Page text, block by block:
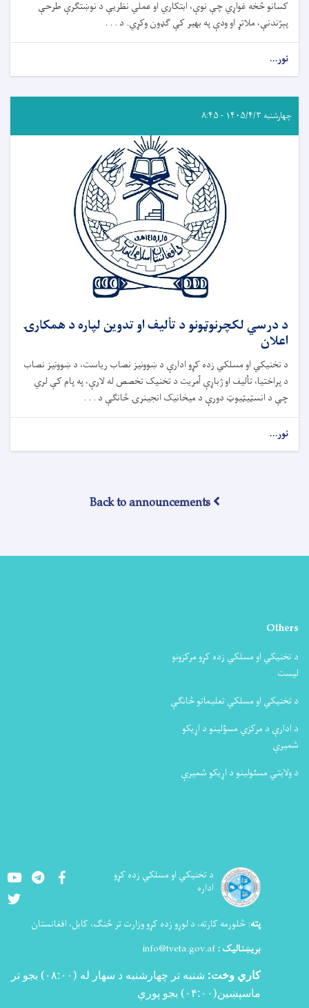
کسانو څخه غواړي چې نوې، ابتکاري او عملي نظریې د نوښتګرې طرحې
پېژندنې، ملاتړ او ودې په بهیر کې ګډون وکړي. د . . .
نور...
چهارشنبه ۱۴۰۵/۴/۳ - ۸:۴۵
د درسي لکچرنوټونو د تألیف او تدوین لپاره د همکارۍ
اعلان
د تخنیکي او مسلکي زده کړو ادارې د ښوونیز نصاب ریاست، د ښوونیز نصاب
د پراختیا، تألیف او ژباړې آمریت د تخنیک تخصص له لارې، په پام کې لري
چې د انسټیټیوټ دورې د میخانیک انجینرۍ څانګې د . . .
نور...
Back to announcements
Others
د تخنیکي او مسلکي زده کړو مرکزونو
لیست
د تخنیکي او مسلکي تعلیماتو څانګې
د ادارې د مرکزي مسؤلینو د اړیکو
شمیرې
د ولایتي مسئولینو د اړیکو شمیرې
د تخنيکي او مسلکي زده کړو
اداره
YoutubeLinkedIn
پته: څلورمه کارته، د لوړو زده کړو وزارت تر څنګ، کابل، افغانستان
بریښنالیک : info@tveta.gov.af
کاري وخت: شنبه تر چهارشنبه د سهار له (۰۸:۰۰)
بجو تر
ماسپښین(۰۴:۰۰) بجو پورې